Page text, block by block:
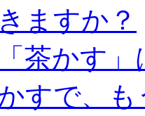
ますか？
茶かす
すで、